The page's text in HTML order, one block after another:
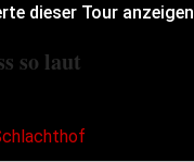
dieser Tour anzeigen
so laut